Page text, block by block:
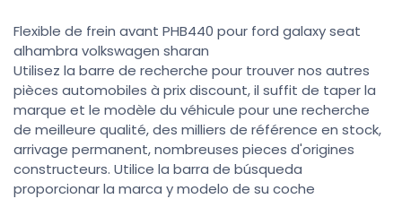
Flexible de frein avant PHB440 pour ford galaxy seat
alhambra volkswagen sharan
Utilisez la barre de recherche pour trouver nos autres
pièces automobiles à prix discount, il suffit de taper la
marque et le modèle du véhicule pour une recherche
de meilleure qualité, des milliers de référence en stock,
arrivage permanent, nombreuses pieces d'origines
constructeurs. Utilice la barra de búsqueda
proporcionar la marca y modelo de su coche